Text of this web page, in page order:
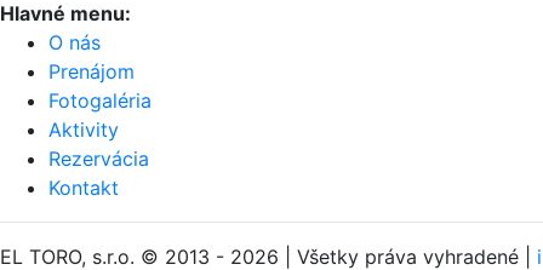
Hlavné menu:
O nás
Prenájom
Fotogaléria
Aktivity
Rezervácia
Kontakt
EL TORO, s.r.o. © 2013 - 2026 | Všetky práva vyhradené |